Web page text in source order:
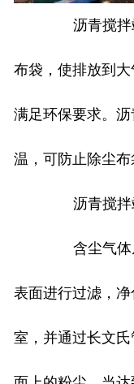
沥青搅拌
布袋，使排放到大
满足环保要求。
温，可防止除尘布
沥青搅拌
含尘气体
表面进行过滤，
室，并通过长文